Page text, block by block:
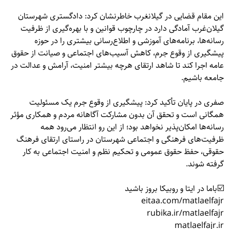
این مقام قضایی در گیلانغرب خاطرنشان کرد: دادگستری شهرستان
گیلان‌غرب آمادگی دارد در چارچوب قوانین و با بهره‌گیری از ظرفیت
رسانه‌ها، برنامه‌های آموزشی و اطلاع‌رسانی بیشتری را در حوزه
پیشگیری از وقوع جرم، کاهش آسیب‌های اجتماعی و صیانت از حقوق
عامه اجرا کند تا شاهد ارتقای هرچه بیشتر امنیت، آرامش و عدالت در
جامعه باشیم.
صفری در پایان تأکید کرد: پیشگیری از وقوع جرم یک مسئولیت
همگانی است و تحقق آن بدون مشارکت آگاهانه مردم و همکاری مؤثر
رسانه‌ها امکان‌پذیر نخواهد بود؛ از این رو انتظار می‌رود همه
ظرفیت‌های فرهنگی و اجتماعی شهرستان در راستای ارتقای فرهنگ
حقوقی، حفظ حقوق عمومی و تحکیم نظم و امنیت اجتماعی به کار
گرفته شوند.
☑️باما در ایتا و روبیکا بروز باشید
eitaa.com/matlaelfajr
rubika.ir/matlaelfajr
matlaelfajr.ir